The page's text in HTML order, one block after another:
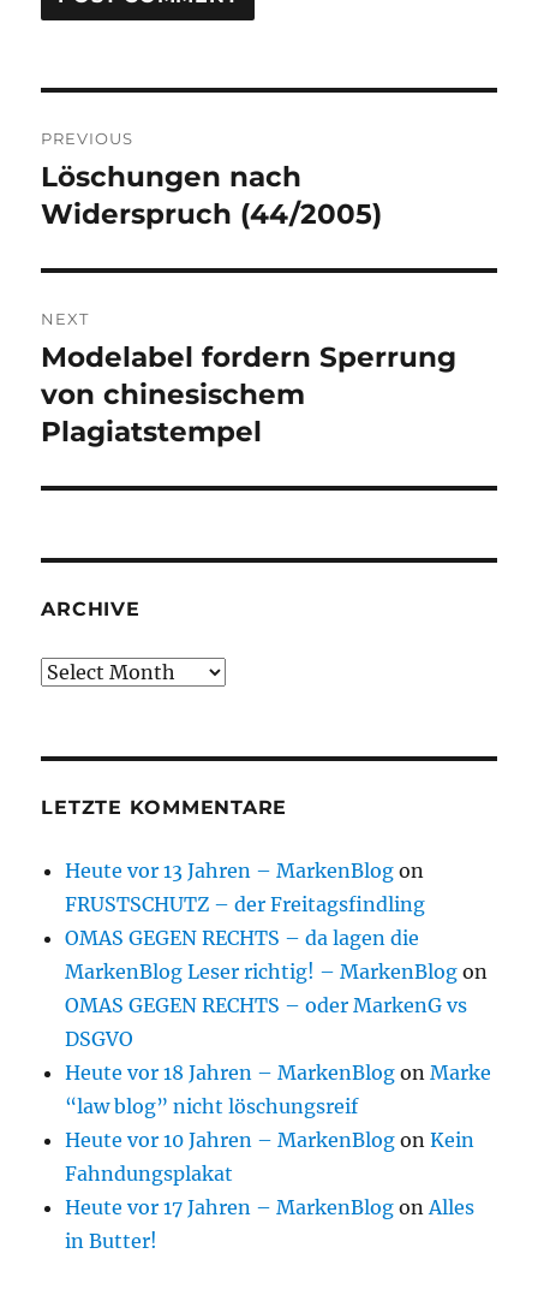
navigation
PREVIOUS
Previous
post:
Löschungen nach
Widerspruch (44/2005)
NEXT
Next
post:
Modelabel fordern Sperrung
von chinesischem
Plagiatstempel
ARCHIVE
Archive
LETZTE KOMMENTARE
Heute vor 13 Jahren – MarkenBlog on
FRUSTSCHUTZ – der Freitagsfindling
OMAS GEGEN RECHTS – da lagen die
MarkenBlog Leser richtig! – MarkenBlog on
OMAS GEGEN RECHTS – oder MarkenG vs
DSGVO
Heute vor 18 Jahren – MarkenBlog onMarke
“law blog” nicht löschungsreif
Heute vor 10 Jahren – MarkenBlog onKein
Fahndungsplakat
Heute vor 17 Jahren – MarkenBlog onAlles
in Butter!